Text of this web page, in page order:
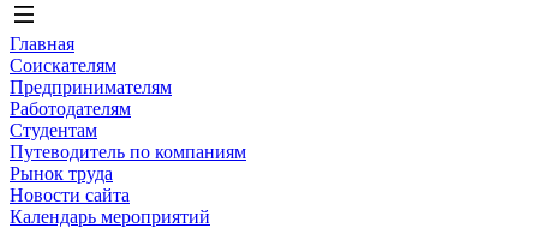
Главная
Соискателям
Предпринимателям
Работодателям
Студентам
Путеводитель по компаниям
Рынок труда
Новости сайта
Календарь мероприятий